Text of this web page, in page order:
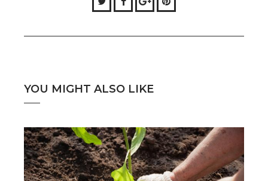
YOU MIGHT ALSO LIKE